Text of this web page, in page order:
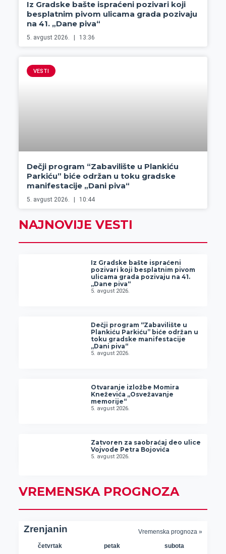
Iz Gradske bašte ispraćeni pozivari koji
besplatnim pivom ulicama grada pozivaju
na 41. „Dane piva“
5. avgust 2026. 13:36
VESTI
Dečji program “Zabavilište u Plankiću
Parkiću” biće održan u toku gradske
manifestacije „Dani piva“
5. avgust 2026. 10:44
NAJNOVIJE VESTI
Iz Gradske bašte ispraćeni
pozivari koji besplatnim pivom
ulicama grada pozivaju na 41.
„Dane piva“
5. avgust 2026.
Dečji program “Zabavilište u
Plankiću Parkiću” biće održan u
toku gradske manifestacije
„Dani piva“
5. avgust 2026.
Otvaranje izložbe Momira
Kneževića „Osvežavanje
memorije“
5. avgust 2026.
Zatvoren za saobraćaj deo ulice
Vojvode Petra Bojovića
5. avgust 2026.
VREMENSKA PROGNOZA